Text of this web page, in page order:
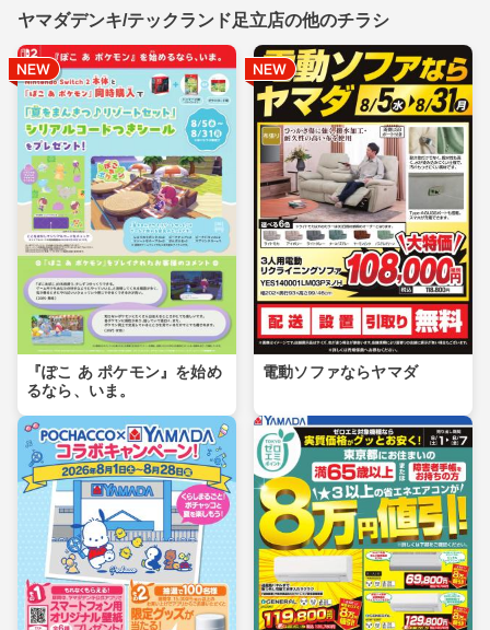
ヤマダデンキ/テックランド足立店の他のチラシ
『ぽこ あ ポケモン』を始め
るなら、いま。
電動ソファならヤマダ